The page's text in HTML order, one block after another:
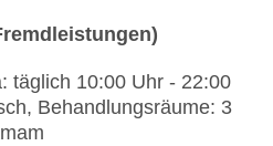
täglich 10:00 Uhr - 22:00
Behandlungsräume: 3